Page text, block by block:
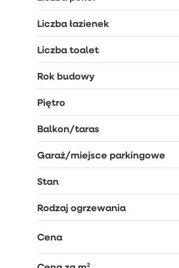
– Drzewa i krzewy owocowe
– Taras nad garażem o
ZAPRASZAM NA PREZENTACJE!
Liczba łazienek
Liczba toalet
Rok budowy
Piętro
Balkon/taras
Garaż/miejsce parkingowe
Stan
Rodzaj ogrzewania
Cena